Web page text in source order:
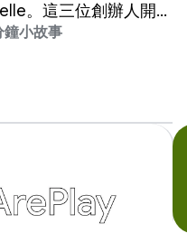
。這三位創辦人開發
助 80 多個國家/地
小故事